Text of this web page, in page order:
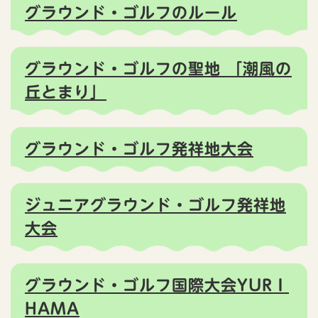
グラウンド・ゴルフのルール
グラウンド・ゴルフの聖地 「潮風の
丘とまり」
グラウンド・ゴルフ発祥地大会
ジュニアグラウンド・ゴルフ発祥地
大会
グラウンド・ゴルフ国際大会YURＩ
HAMA